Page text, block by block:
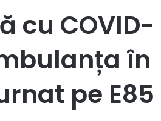
cu COVID-
în
pe E85